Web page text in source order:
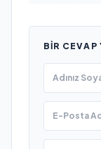
BIR CEVAP